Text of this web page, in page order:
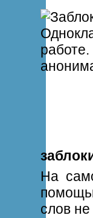
На
слов